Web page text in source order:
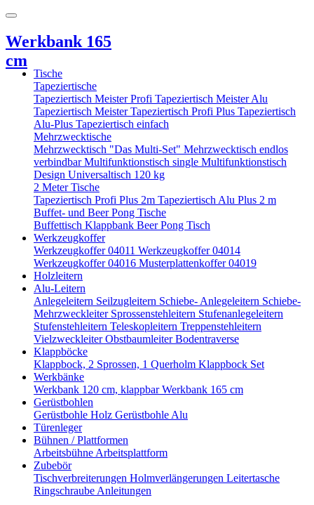
Werkbank 165
cm
Tische
Tapeziertische
Tapeziertisch Meister Profi Tapeziertisch Meister Alu
Tapeziertisch MeisterTapeziertisch Profi Plus Tapeziertisch
Alu-Plus Tapeziertisch einfach
Mehrzwecktische
Mehrzwecktisch "Das Multi-Set" Mehrzwecktisch endlos
verbindbarMultifunktionstisch single Multifunktionstisch
Design Universaltisch 120 kg
2 Meter Tische
Tapeziertisch Profi Plus 2m Tapeziertisch Alu Plus 2 m
Buffet- und Beer Pong Tische
Buffettisch Klappbank Beer Pong Tisch
Werkzeugkoffer
Werkzeugkoffer 04011 Werkzeugkoffer 04014
Werkzeugkoffer 04016 Musterplattenkoffer 04019
Holzleitern
Alu-Leitern
Anlegeleitern Seilzugleitern Schiebe- Anlegeleitern Schiebe-
Mehrzweckleiter Sprossenstehleitern Stufenanlegeleitern
Stufenstehleitern Teleskopleitern Treppenstehleitern
VielzweckleiterObstbaumleiterBodentraverse
Klappböcke
Klappbock, 2 Sprossen, 1 Querholm Klappbock Set
Werkbänke
Werkbank 120 cm, klappbarWerkbank 165 cm
Gerüstbohlen
Gerüstbohle Holz Gerüstbohle Alu
Türenleger
Bühnen / Plattformen
Arbeitsbühne Arbeitsplattform
Zubebör
Tischverbreiterungen Holmverlängerungen Leitertasche
Ringschraube Anleitungen